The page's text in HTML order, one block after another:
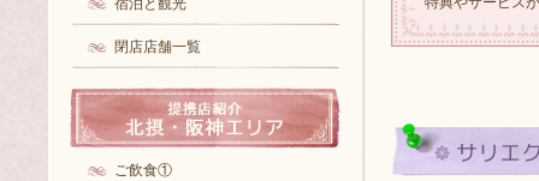
宿泊と観光
閉店店舗一覧
ご飲食①